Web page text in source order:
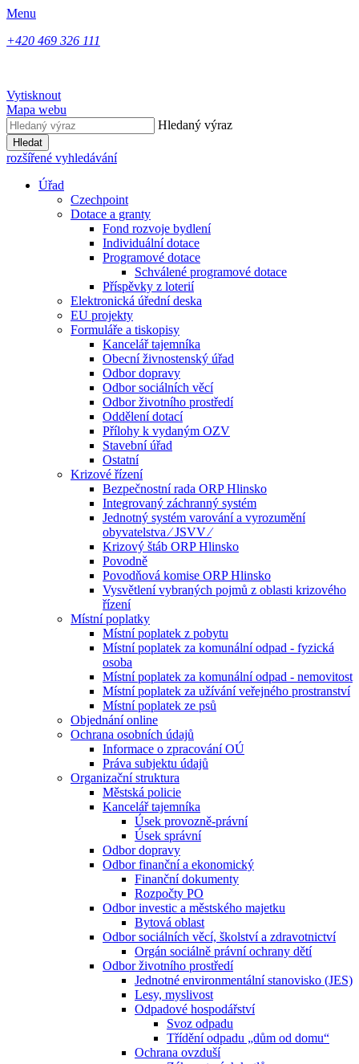
Menu
+420 469 326 111
Vytisknout
Mapa webu
Hledaný výraz
Hledat
rozšířené vyhledávání
Úřad
Czechpoint
Dotace a granty
Fond rozvoje bydlení
Individuální dotace
Programové dotace
Schválené programové dotace
Příspěvky z loterií
Elektronická úřední deska
EU projekty
Formuláře a tiskopisy
Kancelář tajemníka
Obecní živnostenský úřad
Odbor dopravy
Odbor sociálních věcí
Odbor životního prostředí
Oddělení dotací
Přílohy k vydaným OZV
Stavební úřad
Ostatní
Krizové řízení
Bezpečnostní rada ORP Hlinsko
Integrovaný záchranný systém
Jednotný systém varování a vyrozumění
obyvatelstva ⁄ JSVV ⁄
Krizový štáb ORP Hlinsko
Povodně
Povodňová komise ORP Hlinsko
Vysvětlení vybraných pojmů z oblasti krizového
řízení
Místní poplatky
Místní poplatek z pobytu
Místní poplatek za komunální odpad - fyzická
osoba
Místní poplatek za komunální odpad - nemovitost
Místní poplatek za užívání veřejného prostranství
Místní poplatek ze psů
Objednání online
Ochrana osobních údajů
Informace o zpracování OÚ
Práva subjektu údajů
Organizační struktura
Městská policie
Kancelář tajemníka
Úsek provozně-právní
Úsek správní
Odbor dopravy
Odbor finanční a ekonomický
Finanční dokumenty
Rozpočty PO
Odbor investic a městského majetku
Bytová oblast
Odbor sociálních věcí, školství a zdravotnictví
Orgán sociálně právní ochrany dětí
Odbor životního prostředí
Jednotné environmentální stanovisko (JES)
Lesy, myslivost
Odpadové hospodářství
Svoz odpadu
Třídění odpadu „dům od domu“
Ochrana ovzduší